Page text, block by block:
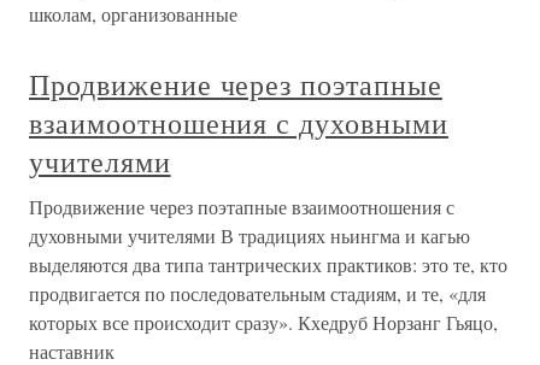
школам, организованные
Продвижение через поэтапные
взаимоотношения с духовными
учителями
Продвижение через поэтапные взаимоотношения с
духовными учителями В традициях ньингма и кагью
выделяются два типа тантрических практиков: это те, кто
продвигается по последовательным стадиям, и те, «для
которых все происходит сразу». Кхедруб Норзанг Гьяцо,
наставник